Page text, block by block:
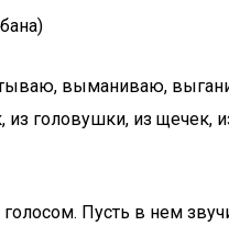
выманиваю,
головушки, из щечек,
Пусть в нем